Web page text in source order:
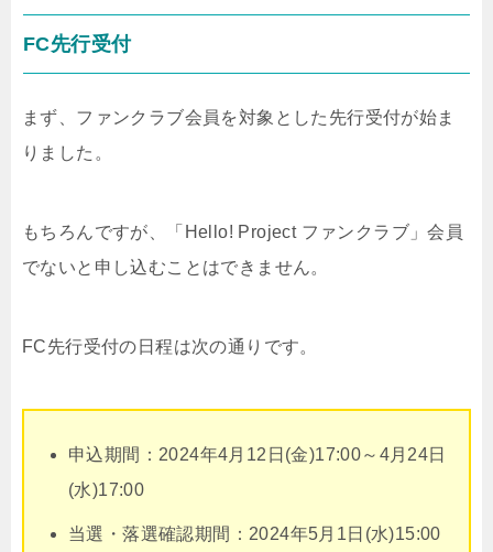
FC先行受付
まず、ファンクラブ会員を対象とした先行受付が始ま
りました。
もちろんですが、「Hello! Project ファンクラブ」会員
でないと申し込むことはできません。
FC先行受付の日程は次の通りです。
申込期間：2024年4月12日(金)17:00～4月24日
(水)17:00
当選・落選確認期間：2024年5月1日(水)15:00